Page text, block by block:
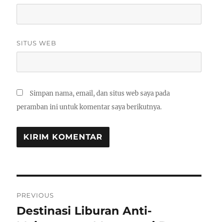
SITUS WEB
Simpan nama, email, dan situs web saya pada
peramban ini untuk komentar saya berikutnya.
pos
PREVIOUS
Previous
Destinasi Liburan Anti-